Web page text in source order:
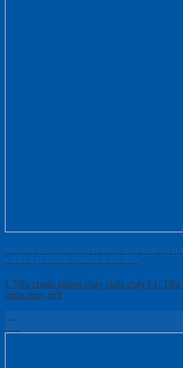
I. Tiêu chuẩn phòng cháy chữa cháy I.1. Tiêu
chữa cháy mới